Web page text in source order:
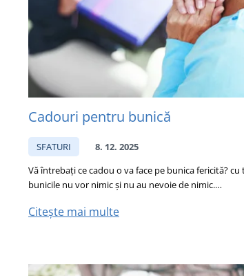
Cadouri pentru bunică
SFATURI
8. 12. 2025
Vă întrebați ce cadou o va face pe bunica fericită?
bunicile nu vor nimic și nu au nevoie de nimic.…
Citește mai multe